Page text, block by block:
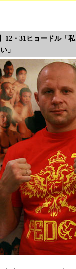
12・31ヒョードル「
」